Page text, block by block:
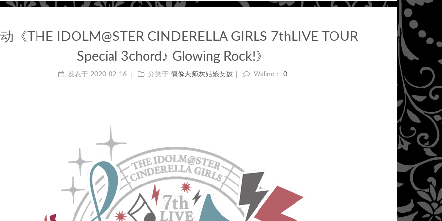
《THE IDOLM@STER CINDERELLA GIRLS 7thLIVE TOUR
Special 3chord♪ Glowing Rock!》
发表于 2020-02-16 分类于 偶像大师灰姑娘女孩 Waline： 0